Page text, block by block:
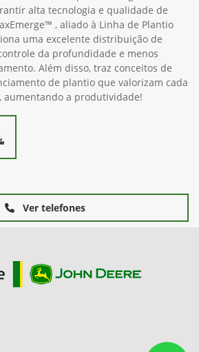
alta tecnologia e qualidade de
, aliado à Linha de Plantio
uma excelente distribuição de
da profundidade e menos
Além disso, traz conceitos de
de plantio que valorizam cada
aumentando a produtividade!
Ver telefones